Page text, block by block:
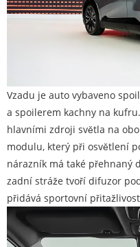
Vzadu je auto vybaveno
a spoilerem kachny na
hlavními zdroji světla na
modulu, který při osvětlení
nárazník má také přehnaný
zadní stráže tvoří difuzor
přidává sportovní